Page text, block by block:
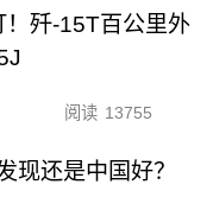
！歼-15T百公里外
阅读 13755
现还是中国好？